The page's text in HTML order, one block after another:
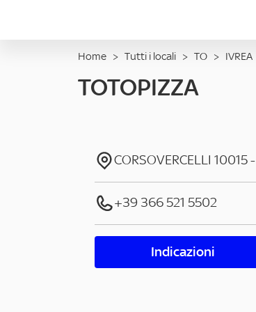
Home > Tutti i locali > TO > IVREA
TOTOPIZZA
CORSOVERCELLI 10015-
+39 366 521 5502
Indicazioni